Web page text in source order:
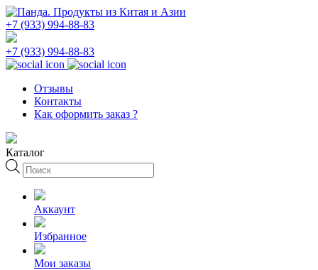
+7 (933) 994-88-83
+7 (933) 994-88-83
Отзывы
Контакты
Как оформить заказ ?
Каталог
Поиск
товаров
Аккаунт
Избранное
Мои заказы